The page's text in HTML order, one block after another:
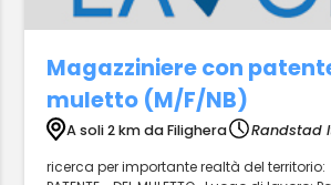
Magazziniere con
muletto (M/F/NB)
A soli 2 km da Filighera
Randstad
ricerca per importante realtà del territorio: